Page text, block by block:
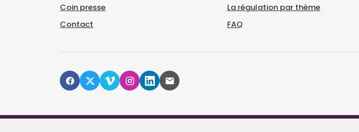
Coin presse
Contact
La régulation par thème
FAQ